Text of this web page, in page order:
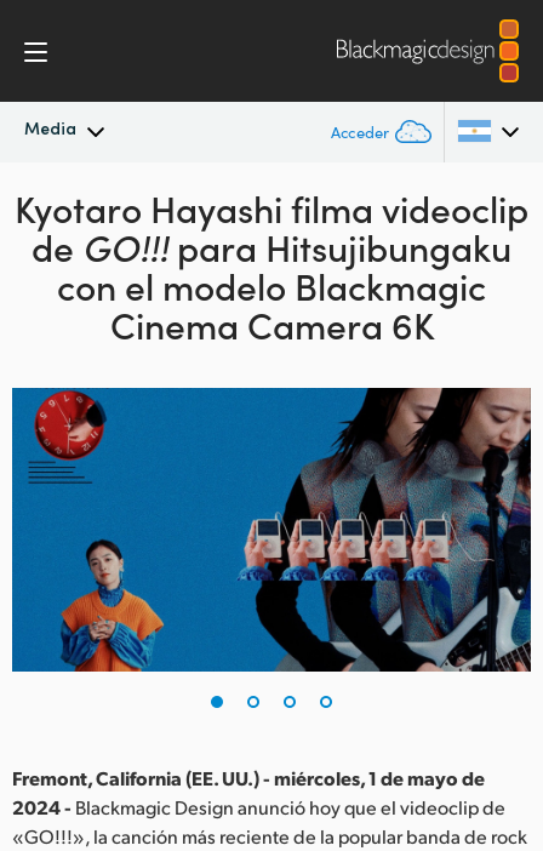
Media Acceder
Novedades
Archivo
Argentina
Australia
Austria
Canada
Finland
France
Germany
India
Italy
Kyotaro Hayashi filma videoclip
de GO!!!para Hitsujibungaku
con el modelo Blackmagic
Cinema Camera 6K
Fremont, California (EE. UU.) - miércoles, 1 de mayo de
2024 - Blackmagic Design anunció hoy que el videoclip de
«GO!!!», la canción más reciente de la popular banda de rock